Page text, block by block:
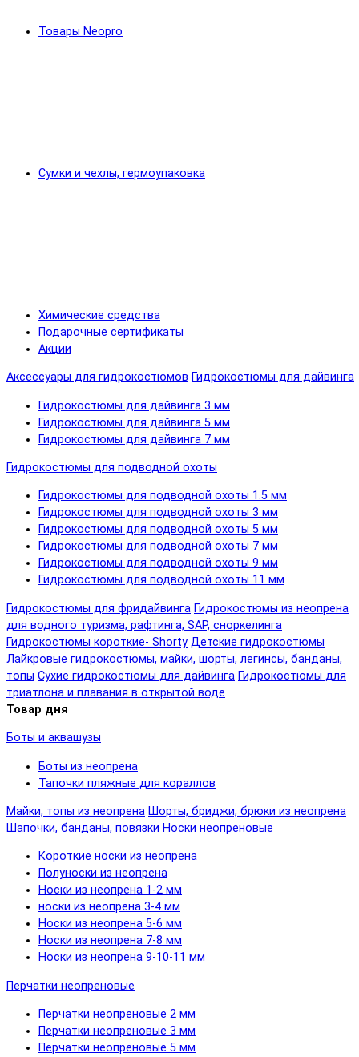
Товары Neopro
Сумки и чехлы, гермоупаковка
Химические средства
Подарочные сертификаты
Акции
Аксессуары для гидрокостюмов Гидрокостюмы для дайвинга
Гидрокостюмы для дайвинга 3 мм
Гидрокостюмы для дайвинга 5 мм
Гидрокостюмы для дайвинга 7 мм
Гидрокостюмы для подводной охоты
Гидрокостюмы для подводной охоты 1.5 мм
Гидрокостюмы для подводной охоты 3 мм
Гидрокостюмы для подводной охоты 5 мм
Гидрокостюмы для подводной охоты 7 мм
Гидрокостюмы для подводной охоты 9 мм
Гидрокостюмы для подводной охоты 11 мм
Гидрокостюмы для фридайвинга Гидрокостюмы из неопрена
для водного туризма, рафтинга, SAP, сноркелинга
Гидрокостюмы короткие- Shorty Детские гидрокостюмы
Лайкровые гидрокостюмы, майки, шорты, легинсы, банданы,
топы Сухие гидрокостюмы для дайвинга Гидрокостюмы для
триатлона и плавания в открытой воде
Товар дня
Боты и аквашузы
Боты из неопрена
Тапочки пляжные для кораллов
Майки, топы из неопрена Шорты, бриджи, брюки из неопрена
Шапочки, банданы, повязки Носки неопреновые
Короткие носки из неопрена
Полуноски из неопрена
Носки из неопрена 1-2 мм
носки из неопрена 3-4 мм
Носки из неопрена 5-6 мм
Носки из неопрена 7-8 мм
Носки из неопрена 9-10-11 мм
Перчатки неопреновые
Перчатки неопреновые 2 мм
Перчатки неопреновые 3 мм
Перчатки неопреновые 5 мм